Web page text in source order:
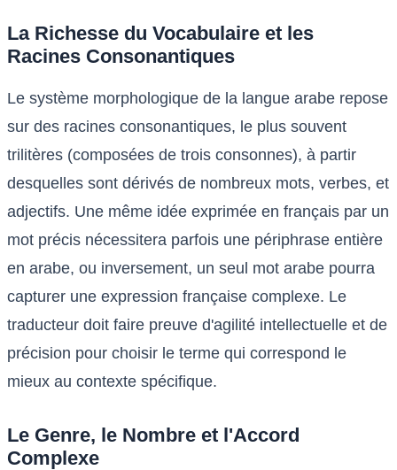
La Richesse du Vocabulaire et les
Racines Consonantiques
Le système morphologique de la langue arabe repose
sur des racines consonantiques, le plus souvent
trilitères (composées de trois consonnes), à partir
desquelles sont dérivés de nombreux mots, verbes, et
adjectifs. Une même idée exprimée en français par un
mot précis nécessitera parfois une périphrase entière
en arabe, ou inversement, un seul mot arabe pourra
capturer une expression française complexe. Le
traducteur doit faire preuve d'agilité intellectuelle et de
précision pour choisir le terme qui correspond le
mieux au contexte spécifique.
Le Genre, le Nombre et l'Accord
Complexe